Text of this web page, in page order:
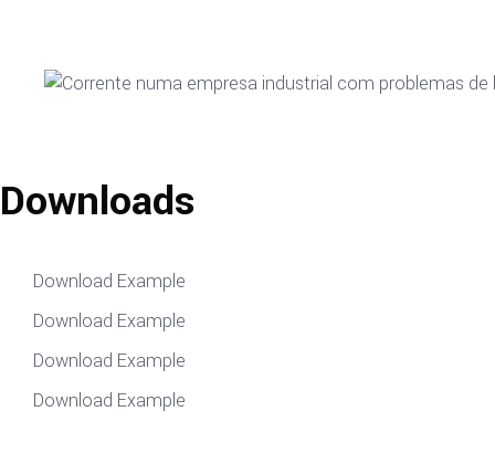
Downloads
Download Example
Download Example
Download Example
Download Example